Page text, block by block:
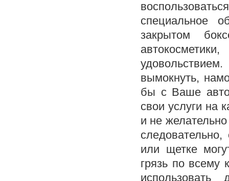
специальное
закрытом
вымокнуть,
бы с Ваше
свои услуги на
и не
следовательно,
или щетке
грязь по всему